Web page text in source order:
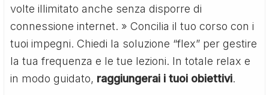
volte illimitato anche senza disporre di
connessione internet. » Concilia il tuo corso con i
tuoi impegni. Chiedi la soluzione “flex” per gestire
la tua frequenza e le tue lezioni. In totale relax e
in modo guidato, raggiungerai i tuoi obiettivi.